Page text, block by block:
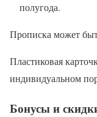
полугода.
Прописка может
Пластиковая
индивидуальном
Бонусы и